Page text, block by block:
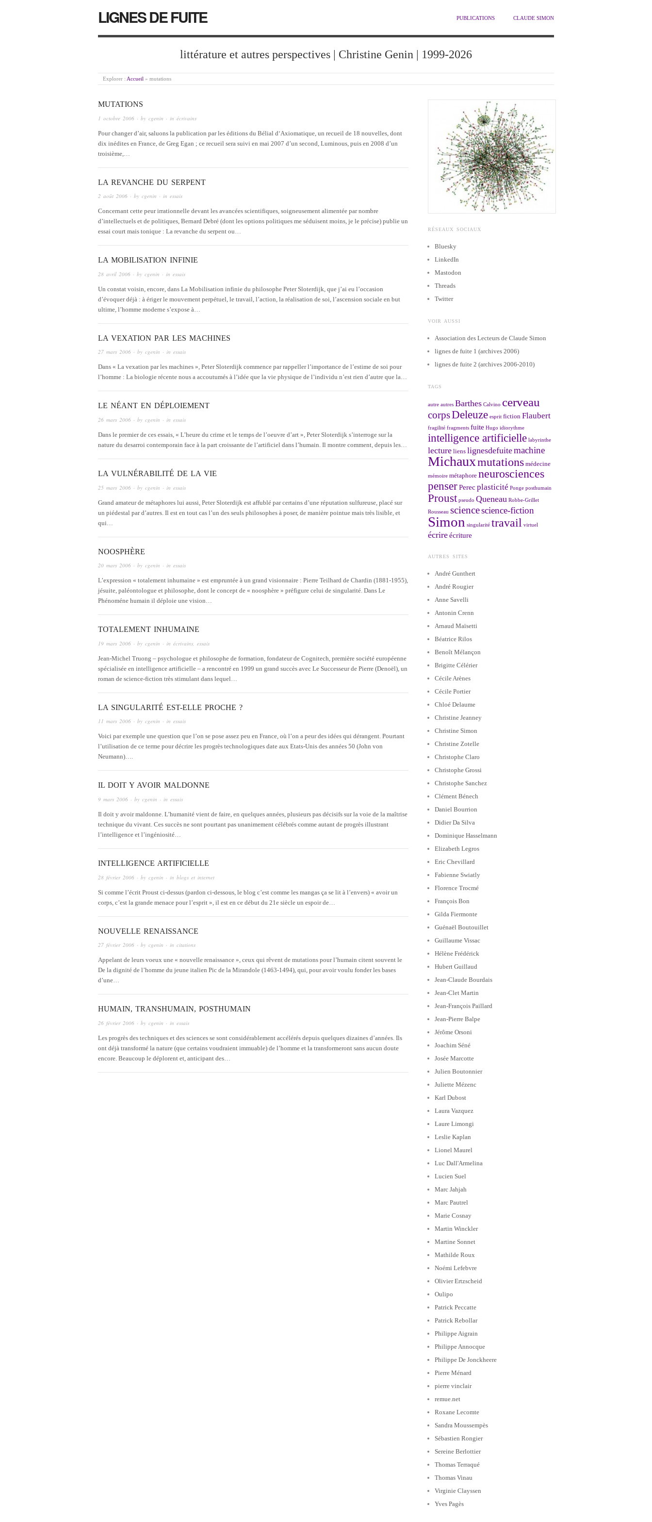
LIGNES DE FUITE PUBLICATIONS CLAUDE SIMON
littérature et autres perspectives | Christine Genin | 1999-2026
Explorer : Accueil » mutations
MUTATIONS
1 octobre 2006 · by cgenin · in écrivains
Pour changer d’air, saluons la publication par les éditions du Bélial d‘Axiomatique, un recueil de 18 nouvelles, dont
dix inédites en France, de Greg Egan ; ce recueil sera suivi en mai 2007 d’un second, Luminous, puis en 2008 d’un
troisième,…
LA REVANCHE DU SERPENT
2 août 2006 · by cgenin · in essais
Concernant cette peur irrationnelle devant les avancées scientifiques, soigneusement alimentée par nombre
d’intellectuels et de politiques, Bernard Debré (dont les options politiques me séduisent moins, je le précise) publie un
essai court mais tonique : La revanche du serpent ou…
LA MOBILISATION INFINIE
28 avril 2006 · by cgenin · in essais
Un constat voisin, encore, dans La Mobilisation infinie du philosophe Peter Sloterdijk, que j’ai eu l’occasion
d’évoquer déjà : à ériger le mouvement perpétuel, le travail, l’action, la réalisation de soi, l’ascension sociale en but
ultime, l’homme moderne s’expose à…
LA VEXATION PAR LES MACHINES
27 mars 2006 · by cgenin · in essais
Dans « La vexation par les machines », Peter Sloterdijk commence par rappeller l’importance de l’estime de soi pour
l’homme : La biologie récente nous a accoutumés à l’idée que la vie physique de l’individu n’est rien d’autre que la…
LE NÉANT EN DÉPLOIEMENT
26 mars 2006 · by cgenin · in essais
Dans le premier de ces essais, « L’heure du crime et le temps de l’oeuvre d’art », Peter Sloterdijk s’interroge sur la
nature du desarroi contemporain face à la part croissante de l’artificiel dans l’humain. Il montre comment, depuis les…
LA VULNÉRABILITÉ DE LA VIE
25 mars 2006 · by cgenin · in essais
Grand amateur de métaphores lui aussi, Peter Sloterdijk est affublé par certains d’une réputation sulfureuse, placé sur
un piédestal par d’autres. Il est en tout cas l’un des seuls philosophes à poser, de manière pointue mais très lisible, et
qui…
NOOSPHÈRE
20 mars 2006 · by cgenin · in essais
L’expression « totalement inhumaine » est empruntée à un grand visionnaire : Pierre Teilhard de Chardin (1881-1955),
jésuite, paléontologue et philosophe, dont le concept de « noosphère » préfigure celui de singularité. Dans Le
Phénoméne humain il déploie une vision…
TOTALEMENT INHUMAINE
19 mars 2006 · by cgenin · in écrivains essais
Jean-Michel Truong – psychologue et philosophe de formation, fondateur de Cognitech, première société européenne
spécialisée en intelligence artificielle – a rencontré en 1999 un grand succès avec Le Successeur de Pierre (Denoël), un
roman de science-fiction très stimulant dans lequel…
LA SINGULARITÉ EST-ELLE PROCHE ?
11 mars 2006 · by cgenin · in essais
Voici par exemple une question que l’on se pose assez peu en France, où l’on a peur des idées qui dérangent. Pourtant
l’utilisation de ce terme pour décrire les progrès technologiques date aux Etats-Unis des années 50 (John von
Neumann)….
IL DOIT Y AVOIR MALDONNE
9 mars 2006 · by cgenin · in essais
Il doit y avoir maldonne. L’humanité vient de faire, en quelques années, plusieurs pas décisifs sur la voie de la maîtrise
technique du vivant. Ces succès ne sont pourtant pas unanimement célébrés comme autant de progrès illustrant
l’intelligence et l’ingéniosité…
INTELLIGENCE ARTIFICIELLE
28 février 2006 · by cgenin · in blogs et internet
Si comme l’écrit Proust ci-dessus (pardon ci-dessous, le blog c’est comme les mangas ça se lit à l’envers) « avoir un
corps, c’est la grande menace pour l’esprit », il est en ce début du 21e siècle un espoir de…
NOUVELLE RENAISSANCE
27 février 2006 · by cgenin · in citations
Appelant de leurs voeux une « nouvelle renaissance », ceux qui rêvent de mutations pour l’humain citent souvent le
De la dignité de l’homme du jeune italien Pic de la Mirandole (1463-1494), qui, pour avoir voulu fonder les bases
d’une…
HUMAIN, TRANSHUMAIN, POSTHUMAIN
26 février 2006 · by cgenin · in essais
Les progrès des techniques et des sciences se sont considérablement accélérés depuis quelques dizaines d’années. Ils
ont déjà transformé la nature (que certains voudraient immuable) de l’homme et la transformeront sans aucun doute
encore. Beaucoup le déplorent et, anticipant des…
RÉSEAUX SOCIAUX
Bluesky
LinkedIn
Mastodon
Threads
Twitter
VOIR AUSSI
Association des Lecteurs de Claude Simon
lignes de fuite 1 (archives 2006)
lignes de fuite 2 (archives 2006-2010)
TAGS
autre autres Barthes Calvino cerveau
corpsDeleuze esprit fiction Flaubert
fragilité fragments fuite Hugo idiorythme
intelligence artificielle labyrinthe
lecture liens lignesdefuitemachine
Michauxmutations médecine
mémoire métaphore neurosciences
penserPerec plasticité Ponge posthumain
Proust pseudo Queneau Robbe-Grillet
Rousseau sciencescience-fiction
Simon singularité travail virtuel
écrireécriture
AUTRES SITES
André Gunthert
André Rougier
Anne Savelli
Antonin Crenn
Arnaud Maïsetti
Béatrice Rilos
Benoît Mélançon
Brigitte Célérier
Cécile Arènes
Cécile Portier
Chloé Delaume
Christine Jeanney
Christine Simon
Christine Zotelle
Christophe Claro
Christophe Grossi
Christophe Sanchez
Clément Bénech
Daniel Bourrion
Didier Da Silva
Dominique Hasselmann
Elizabeth Legros
Eric Chevillard
Fabienne Swiatly
Florence Trocmé
François Bon
Gilda Fiermonte
Guénaël Boutouillet
Guillaume Vissac
Hélène Frédérick
Hubert Guillaud
Jean-Claude Bourdais
Jean-Clet Martin
Jean-François Paillard
Jean-Pierre Balpe
Jérôme Orsoni
Joachim Séné
Josée Marcotte
Julien Boutonnier
Juliette Mézenc
Karl Dubost
Laura Vazquez
Laure Limongi
Leslie Kaplan
Lionel Maurel
Luc Dall'Armelina
Lucien Suel
Marc Jahjah
Marc Pautrel
Marie Cosnay
Martin Winckler
Martine Sonnet
Mathilde Roux
Noémi Lefebvre
Olivier Ertzscheid
Oulipo
Patrick Peccatte
Patrick Rebollar
Philippe Aigrain
Philippe Annocque
Philippe De Jonckheere
Pierre Ménard
pierre vinclair
remue.net
Roxane Lecomte
Sandra Moussempès
Sébastien Rongier
Sereine Berlottier
Thomas Terraqué
Thomas Vinau
Virginie Clayssen
Yves Pagès